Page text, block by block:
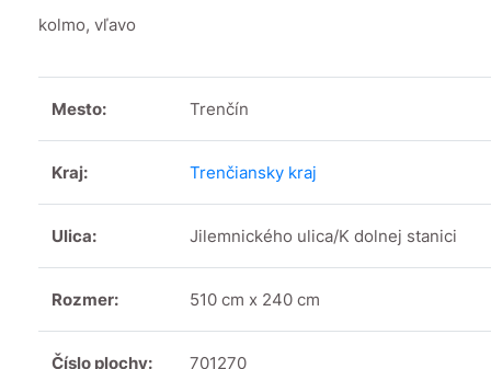
kolmo, vľavo
Mesto: Trenčín
Kraj: Trenčiansky kraj
Ulica: Jilemnického ulica/K dolnej stanici
Rozmer: 510 cm x 240 cm
Číslo plochy: 701270